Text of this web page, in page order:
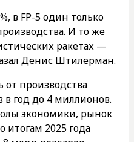
в FP-5 один только
И то же
ракетах —
Денис Штилерман.
производства
в год до 4 миллионов.
экономики, рынок
итогам 2025 года